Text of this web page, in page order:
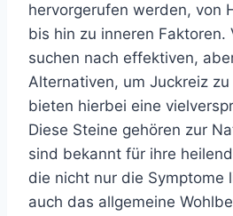
hervorgerufen werden, von
bis hin zu inneren Faktoren.
suchen nach effektiven,
Alternativen, um Juckreiz
bieten hierbei eine
Diese Steine gehören zur
sind bekannt für ihre
die nicht nur die Symptome
auch das allgemeine